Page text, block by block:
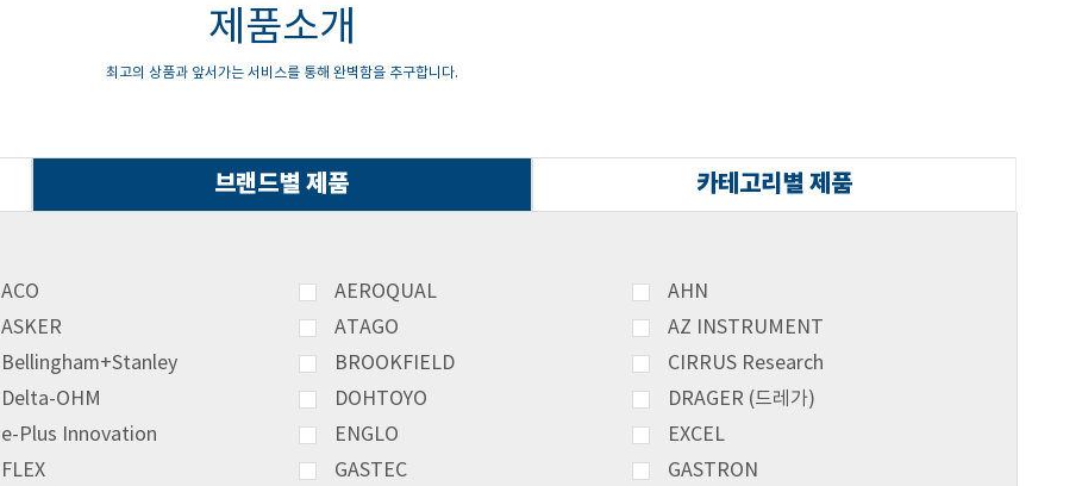
제품소개
최고의 상품과 앞서가는 서비스를 통해 완벽함을 추구합니다.
브랜드별 제품 카테고리별 제품
ACO AEROQUAL
AHN
ASKER ATAGO
AZ INSTRUMENT
Bellingham+Stanley BROOKFIELD
CIRRUS Research
Delta-OHM DOHTOYO
DRAGER (드레가)
e-Plus Innovation ENGLO
EXCEL
FLEX GASTEC
GASTRON